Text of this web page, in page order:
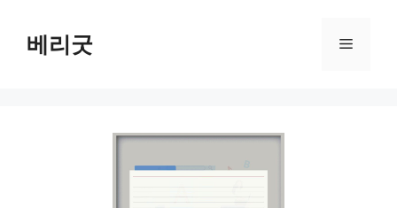
베리굿 메